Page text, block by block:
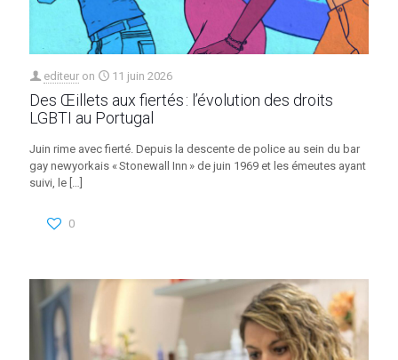
editeur on 11 juin 2026
Des Œillets aux fiertés : l’évolution des droits
LGBTI au Portugal
Juin rime avec fierté. Depuis la descente de police au sein du bar
gay newyorkais « Stonewall Inn » de juin 1969 et les émeutes ayant
suivi, le […]
0